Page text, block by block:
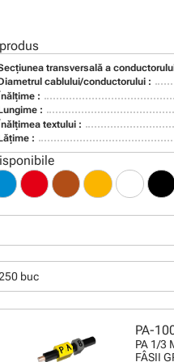
transversală a
cablului/conductorului :
:
:
textului :
:
buc
PA-
PA 1/3
FÂŞII